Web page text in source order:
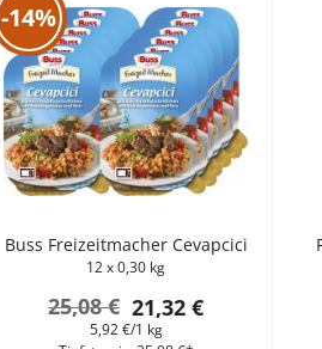
-14%
Buss Freizeitmacher Cevapcici
12 x 0,30 kg
21,32 €
25,08 €
5,92 €/1 kg